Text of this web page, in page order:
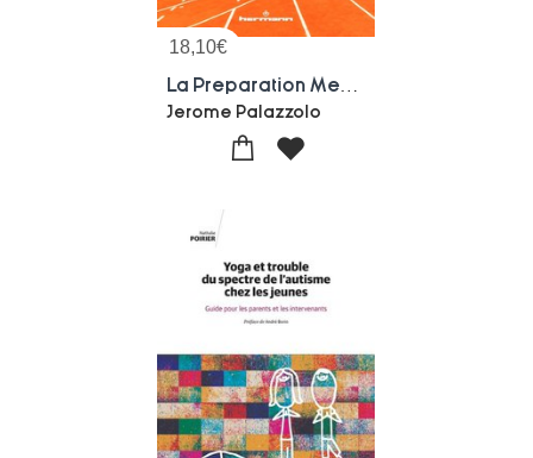
18,10€
Jerome Palazzolo